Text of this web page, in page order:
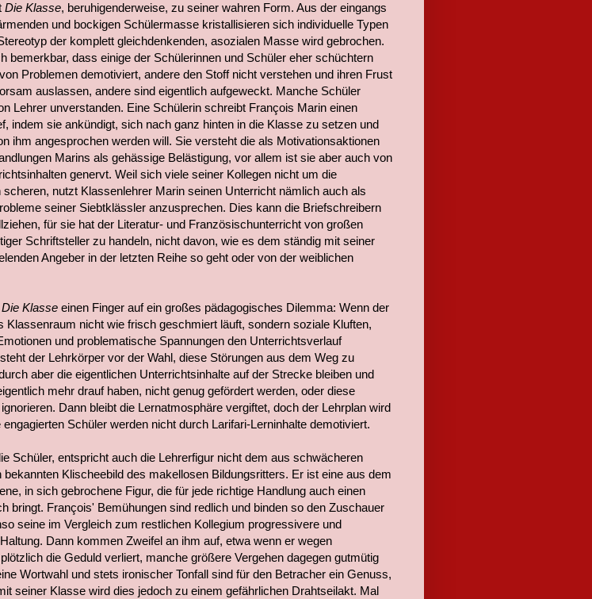
Die Klasse, beruhigenderweise, zu seiner wahren Form. Aus der eingangs
und bockigen Schülermasse kristallisieren sich individuelle Typen
der komplett gleichdenkenden, asozialen Masse wird gebrochen.
bemerkbar, dass einige der Schülerinnen und Schüler eher schüchtern
Problemen demotiviert, andere den Stoff nicht verstehen und ihren Frust
auslassen, andere sind eigentlich aufgeweckt. Manche Schüler
Lehrer unverstanden. Eine Schülerin schreibt François Marin einen
indem sie ankündigt, sich nach ganz hinten in die Klasse zu setzen und
ihm angesprochen werden will. Sie versteht die als Motivationsaktionen
Marins als gehässige Belästigung, vor allem ist sie aber auch von
genervt. Weil sich viele seiner Kollegen nicht um die
scheren, nutzt Klassenlehrer Marin seinen Unterricht nämlich auch als
seiner Siebtklässler anzusprechen. Dies kann die Briefschreibern
für sie hat der Literatur- und Französischunterricht von großen
Schriftsteller zu handeln, nicht davon, wie es dem ständig mit seiner
Angeber in der letzten Reihe so geht oder von der weiblichen
Die Klasse einen Finger auf ein großes pädagogisches Dilemma: Wenn der
Klassenraum nicht wie frisch geschmiert läuft, sondern soziale Kluften,
und problematische Spannungen den Unterrichtsverlauf
der Lehrkörper vor der Wahl, diese Störungen aus dem Weg zu
aber die eigentlichen Unterrichtsinhalte auf der Strecke bleiben und
mehr drauf haben, nicht genug gefördert werden, oder diese
Dann bleibt die Lernatmosphäre vergiftet, doch der Lehrplan wird
engagierten Schüler werden nicht durch Larifari-Lerninhalte demotiviert.
Schüler, entspricht auch die Lehrerfigur nicht dem aus schwächeren
bekannten Klischeebild des makellosen Bildungsritters. Er ist eine aus dem
in sich gebrochene Figur, die für jede richtige Handlung auch einen
bringt. François' Bemühungen sind redlich und binden so den Zuschauer
seine im Vergleich zum restlichen Kollegium progressivere und
Dann kommen Zweifel an ihm auf, etwa wenn er wegen
die Geduld verliert, manche größere Vergehen dagegen gutmütig
Wortwahl und stets ironischer Tonfall sind für den Betracher ein Genuss,
seiner Klasse wird dies jedoch zu einem gefährlichen Drahtseilakt. Mal